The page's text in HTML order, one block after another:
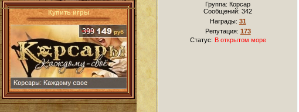
Купить игры
Группа: Корсар
Сообщений:342
Награды: 31
Репутация: 173
Статус: В открытом море